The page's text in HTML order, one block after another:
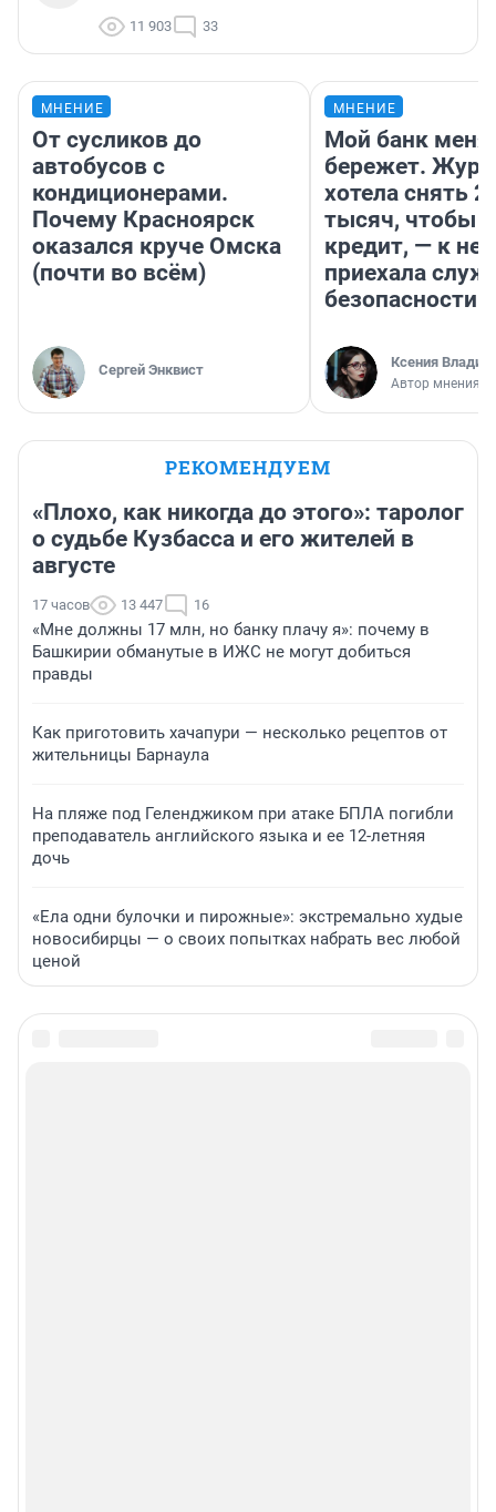
11 903 33
МНЕНИЕ
От сусликов до
автобусов с
кондиционерами.
Почему Красноярск
оказался круче Омска
(почти во всём)
Сергей Энквист
МНЕНИЕ
Мой банк меня
бережет.
хотела снять
тысяч, чтобы
кредит, — к
приехала
безопасности
Ксения
Автор мнения
РЕКОМЕНДУЕМ
«Плохо, как никогда до этого»: таролог
о судьбе Кузбасса и его жителей в
августе
17 часов 13 447 16
«Мне должны 17 млн, но банку плачу я»: почему в
Башкирии обманутые в ИЖС не могут добиться
правды
Как приготовить хачапури — несколько рецептов от
жительницы Барнаула
На пляже под Геленджиком при атаке БПЛА погибли
преподаватель английского языка и ее 12-летняя
дочь
«Ела одни булочки и пирожные»: экстремально худые
новосибирцы — о своих попытках набрать вес любой
ценой